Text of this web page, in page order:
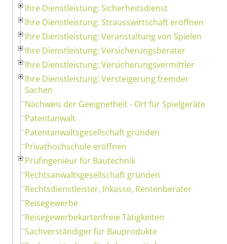
Ihre Dienstleistung: Sicherheitsdienst
Ihre Dienstleistung: Strausswirtschaft eröffnen
Ihre Dienstleistung: Veranstaltung von Spielen
Ihre Dienstleistung: Versicherungsberater
Ihre Dienstleistung: Versicherungsvermittler
Ihre Dienstleistung: Versteigerung fremder
Sachen
Nachweis der Geeignetheit - Ort für Spielgeräte
Patentanwalt
Patentanwaltsgesellschaft gründen
Privathochschule eröffnen
Prüfingenieur für Bautechnik
Rechtsanwaltsgesellschaft gründen
Rechtsdienstleister, Inkasso, Rentenberater
Reisegewerbe
Reisegewerbekartenfreie Tätigkeiten
Sachverständiger für Bauprodukte